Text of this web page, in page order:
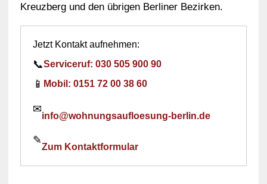
Kreuzberg und den übrigen Berliner Bezirken.
Jetzt Kontakt aufnehmen:
📞Serviceruf: 030 505 900 90
📱 Mobil: 0151 72 00 38 60
✉
info@wohnungsaufloesung-berlin.de
✎
Zum Kontaktformular